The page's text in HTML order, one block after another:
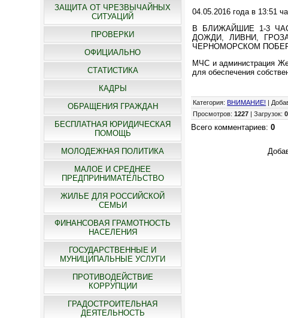
ЗАЩИТА ОТ ЧРЕЗВЫЧАЙНЫХ
СИТУАЦИЙ
ПРОВЕРКИ
ОФИЦИАЛЬНО
СТАТИСТИКА
КАДРЫ
ОБРАЩЕНИЯ ГРАЖДАН
БЕСПЛАТНАЯ ЮРИДИЧЕСКАЯ
ПОМОЩЬ
МОЛОДЕЖНАЯ ПОЛИТИКА
МАЛОЕ И СРЕДНЕЕ
ПРЕДПРИНИМАТЕЛЬСТВО
ЖИЛЬЕ ДЛЯ РОССИЙСКОЙ
СЕМЬИ
ФИНАНСОВАЯ ГРАМОТНОСТЬ
НАСЕЛЕНИЯ
ГОСУДАРСТВЕННЫЕ И
МУНИЦИПАЛЬНЫЕ УСЛУГИ
ПРОТИВОДЕЙСТВИЕ
КОРРУПЦИИ
ГРАДОСТРОИТЕЛЬНАЯ
ДЕЯТЕЛЬНОСТЬ
04.05.2016 года в 13:51
В БЛИЖАЙШИЕ 1-3
ДОЖДИ, ЛИВНИ,
ЧЕРНОМОРСКОМ
МЧС и администрация
для обеспечения
Категория: ВНИМАНИЕ!
Просмотров:1227 |Загрузок:0
Всего комментариев:0